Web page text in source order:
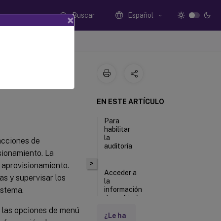
Buscar Español
de
La
y supervisar los
opciones de menú
>
EN ESTE ARTÍCULO
Para
habilitar
la
auditoría
Acceder a
la
información
de auditoría
¿Le ha
×